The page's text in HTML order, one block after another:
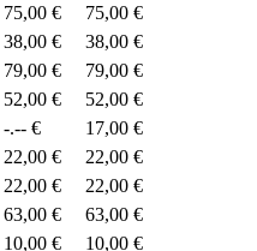
75,00 €
75,00 €
38,00 €
38,00 €
79,00 €
79,00 €
52,00 €
52,00 €
-.-- €
17,00 €
22,00 €
22,00 €
22,00 €
22,00 €
63,00 €
63,00 €
10,00 € 10,00 €